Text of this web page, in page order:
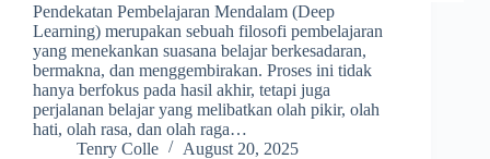
Pendekatan Pembelajaran Mendalam (Deep
Learning) merupakan sebuah filosofi pembelajaran
yang menekankan suasana belajar berkesadaran,
bermakna, dan menggembirakan. Proses ini tidak
hanya berfokus pada hasil akhir, tetapi juga
perjalanan belajar yang melibatkan olah pikir, olah
hati, olah rasa, dan olah raga…
Tenry Colle
August 20, 2025